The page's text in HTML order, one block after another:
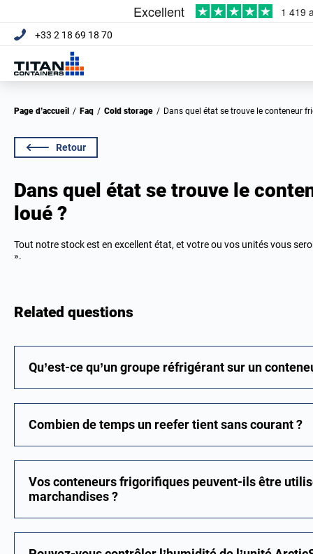
+33 2 18 69 18 70
Page d’accueil / Faq / Cold storage / Dans quel état se trouve le conteneur
Retour
Dans quel état se trouve le
loué ?
Tout notre stock est en excellent état, et votre ou vos unités vous
».
Related questions
Qu’est-ce qu’un groupe réfrigérant sur un
Combien de temps un reefer tient sans courant ?
Vos conteneurs frigorifiques peuvent-ils être
marchandises ?